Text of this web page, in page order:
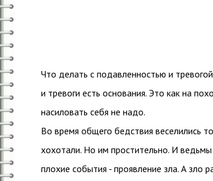
Что делать с подавленностью и
и тревоги есть основания. Это как на
насиловать себя не надо.
Во время общего бедствия веселились
хохотали. Но им простительно. И
плохие события - проявление зла. А зло